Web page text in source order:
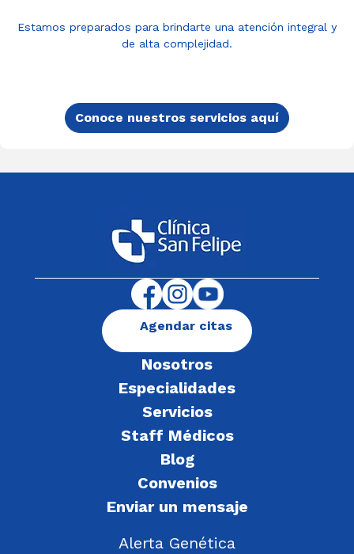
Estamos preparados para brindarte una atención integral y
de alta complejidad.
Conoce nuestros servicios aquí
Nosotros
Especialidades
Servicios
Staff Médicos
Blog
Convenios
Enviar un mensaje
Alerta Genética
Agendar citas